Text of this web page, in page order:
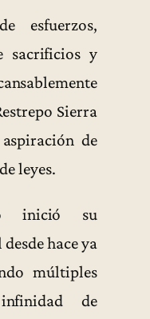
esfuerzos,
sacrificios y
Sierra
de
leyes.
inició su
hace ya
múltiples
de